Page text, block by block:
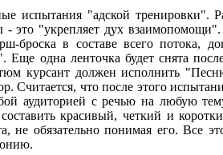
испытания "адской тренировки".
это "укрепляет дух взаимопомощи".
броска в составе всего потока,
Еще одна ленточка будет снята
курсант должен исполнить
Считается, что после этого
аудиторией с речью на любую
красивый, четкий и
не обязательно понимая его. Все